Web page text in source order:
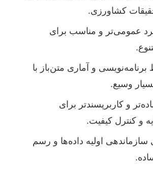
کشاورزی.
عمومی‌تر و مناسب برای
و آماری متن‌باز با
وسیع.
و کاربرپسندتر برای
و کنترل کیفیت.
سازماندهی اولیه داده‌ها و رسم